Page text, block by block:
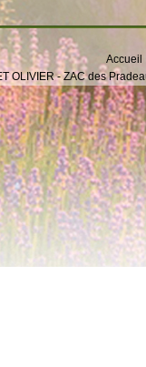
Accueil
OLIVIER - ZAC des